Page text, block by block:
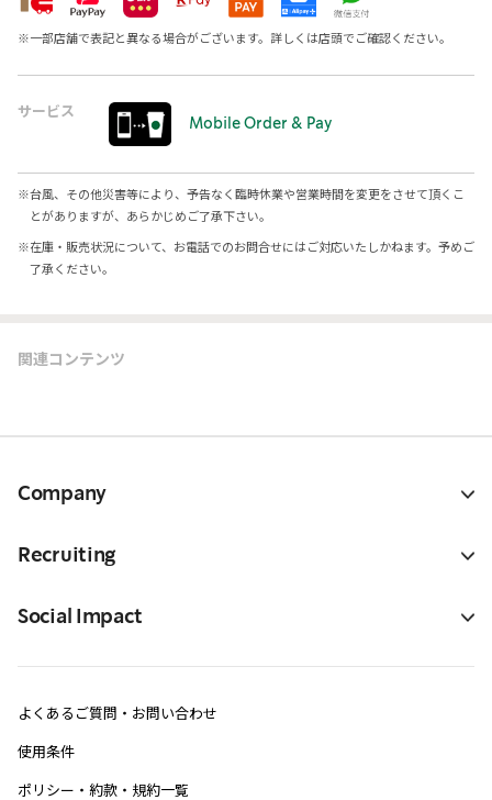
※一部店舗で表記と異なる場合がございます。詳しくは店頭でご確認ください。
サービス
Mobile Order & Pay
※台風、その他災害等により、予告なく臨時休業や営業時間を変更をさせて頂くこ
とがありますが、あらかじめご了承下さい。
※在庫・販売状況について、お電話でのお問合せにはご対応いたしかねます。予めご
了承ください。
関連コンテンツ
Company
Recruiting
Social Impact
よくあるご質問・お問い合わせ
使用条件
ポリシー・約款・規約一覧